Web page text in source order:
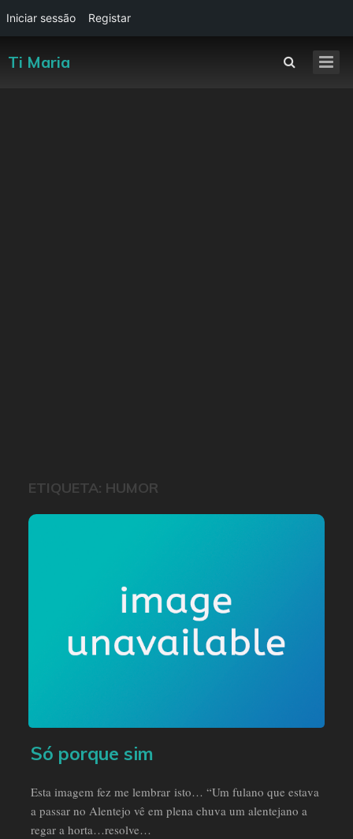
Ti Maria
ETIQUETA: HUMOR
Só porque sim
Esta imagem fez me lembrar isto… “Um fulano que estava
a passar no Alentejo vê em plena chuva um alentejano a
regar a horta…resolve…
Iniciar sessão Registar